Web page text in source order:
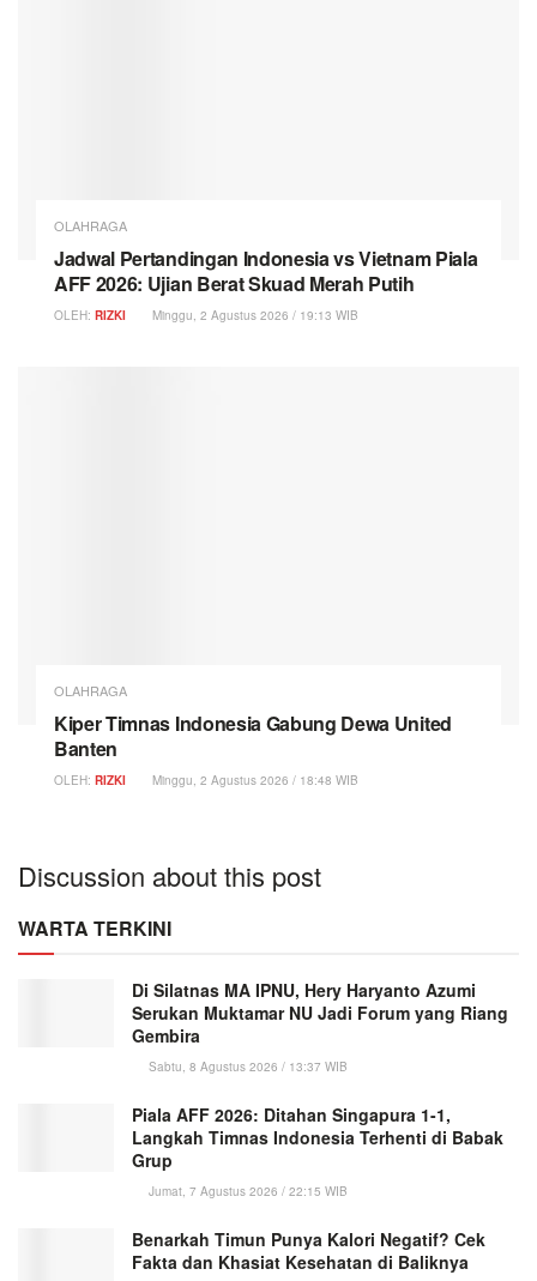
OLAHRAGA
Jadwal Pertandingan Indonesia vs Vietnam Piala
AFF 2026: Ujian Berat Skuad Merah Putih
OLEH: RIZKI Minggu, 2 Agustus 2026 / 19:13 WIB
OLAHRAGA
Kiper Timnas Indonesia Gabung Dewa United
Banten
OLEH: RIZKI Minggu, 2 Agustus 2026 / 18:48 WIB
Discussion about this post
WARTA TERKINI
Di Silatnas MA IPNU, Hery Haryanto Azumi
Serukan Muktamar NU Jadi Forum yang Riang
Gembira
Sabtu, 8 Agustus 2026 / 13:37 WIB
Piala AFF 2026: Ditahan Singapura 1-1,
Langkah Timnas Indonesia Terhenti di Babak
Grup
Jumat, 7 Agustus 2026 / 22:15 WIB
Benarkah Timun Punya Kalori Negatif? Cek
Fakta dan Khasiat Kesehatan di Baliknya